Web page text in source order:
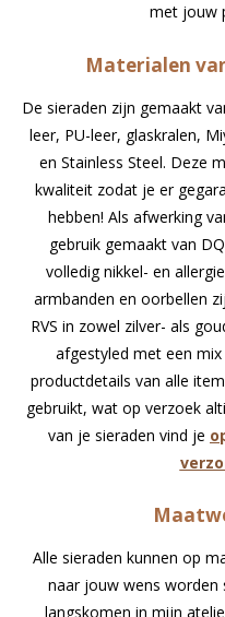
met jouw
Materialen
De sieraden zijn gemaakt
leer, PU-leer, glaskralen,
en Stainless Steel. Deze
kwaliteit zodat je er
hebben! Als afwerking
gebruik gemaakt van
volledig nikkel- en
armbanden en oorbellen
RVS in zowel zilver- als
afgestyled met een
productdetails van alle
gebruikt, wat op verzoek
van je sieraden vind je
Alle sieraden kunnen op
naar jouw wens worden
langskomen in mijn